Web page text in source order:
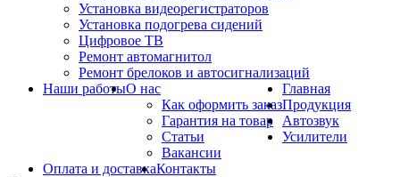
Установка видеорегистраторов
Установка подогрева сидений
Цифровое ТВ
Ремонт автомагнитол
Ремонт брелоков и автосигнализаций
Наши работыО нас
Как оформить заказ
Гарантия на товар
Статьи
Вакансии
Оплата и доставкаКонтакты
Главная
Продукция
Автозвук
Усилители